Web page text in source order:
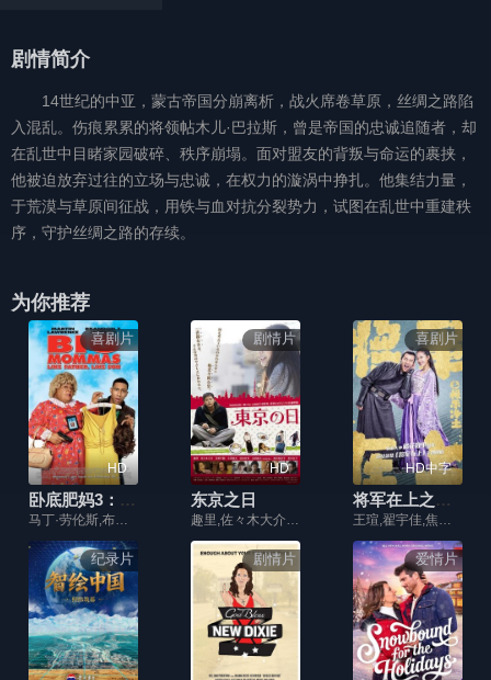
剧情简介
14世纪的中亚，蒙古帝国分崩离析，战火席卷草原，丝绸之路陷
入混乱。伤痕累累的将领帖木儿·巴拉斯，曾是帝国的忠诚追随者，却
在乱世中目睹家园破碎、秩序崩塌。面对盟友的背叛与命运的裹挟，
他被迫放弃过往的立场与忠诚，在权力的漩涡中挣扎。他集结力量，
于荒漠与草原间征战，用铁与血对抗分裂势力，试图在乱世中重建秩
序，守护丝绸之路的存续。
为你推荐
喜剧片
HD
卧底肥妈3：绝地奶爸
马丁·劳伦斯,布兰登·T·杰克逊,杰西卡·卢卡斯,费松·拉夫,波茜娅·道布尔戴
剧情片
HD
东京之日
趣里,佐々木大介,浅野千鶴,小澤雄志,田中佐季,山田純大,渡辺真起子,香川京子
喜剧片
HD中字
将军在上之极乐净土
王瑄,翟宇佳,焦雯倩
纪录片 剧情片 爱情片